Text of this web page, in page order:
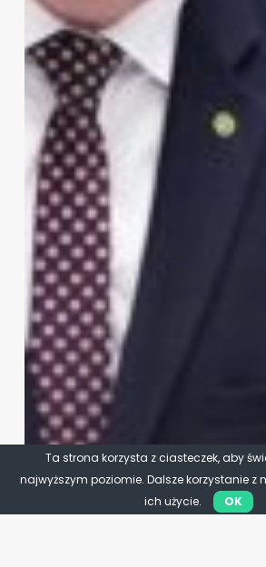
Ta strona korzysta z ciasteczek, aby
najwyższym poziomie. Dalsze korzystanie z
ich użycie.
OK